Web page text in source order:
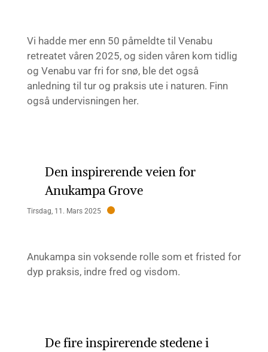
Vi hadde mer enn 50 påmeldte til Venabu
retreatet våren 2025, og siden våren kom tidlig
og Venabu var fri for snø, ble det også
anledning til tur og praksis ute i naturen. Finn
også undervisningen her.
Den inspirerende veien for
Anukampa Grove
Tirsdag, 11. Mars 2025
Anukampa sin voksende rolle som et fristed for
dyp praksis, indre fred og visdom.
De fire inspirerende stedene i